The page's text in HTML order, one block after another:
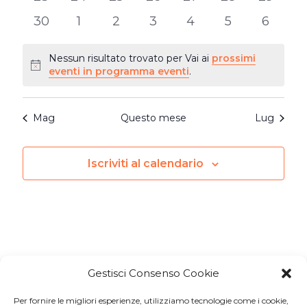
Gestisci Consenso Cookie
Per fornire le migliori esperienze, utilizziamo tecnologie come i cookie,
eventi
eventi
eventi
eventi
eventi
eventi
eventi
0
30
0
1
0
2
0
3
0
4
0
5
0
6
Notice
Nessun risultato trovato per Vai ai prossimi
eventi in programma eventi.
Mag Questo mese Lug
Iscriviti al calendario